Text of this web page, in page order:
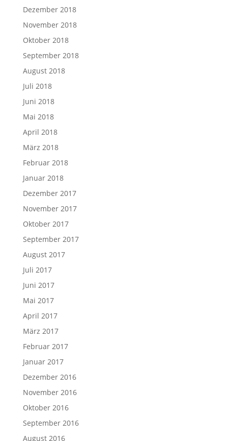
Dezember 2018
November 2018
Oktober 2018
September 2018
August 2018
Juli 2018
Juni 2018
Mai 2018
April 2018
März 2018
Februar 2018
Januar 2018
Dezember 2017
November 2017
Oktober 2017
September 2017
August 2017
Juli 2017
Juni 2017
Mai 2017
April 2017
März 2017
Februar 2017
Januar 2017
Dezember 2016
November 2016
Oktober 2016
September 2016
August 2016